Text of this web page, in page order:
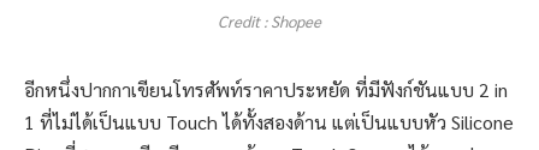
Credit : Shopee
อีกหนึ่งปากกาเขียนโทรศัพท์ราคาประหยัด ที่มีฟังก์ชันแบบ 2 in
1 ที่ไม่ได้เป็นแบบ Touch ได้ทั้งสองด้าน แต่เป็นแบบหัว Silicone